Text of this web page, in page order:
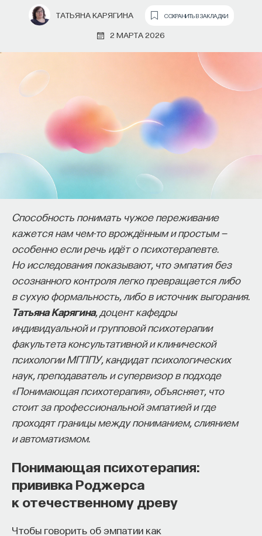
ТАТЬЯНА КАРЯГИНА СОХРАНИТЬ В ЗАКЛАДКИ
2 МАРТА 2026
Способность понимать чужое переживание
кажется нам чем-то врождённым и простым —
особенно если речь идёт о психотерапевте.
Но исследования показывают, что эмпатия без
осознанного контроля легко превращается либо
в сухую формальность, либо в источник выгорания.
Татьяна Карягина, доцент кафедры
индивидуальной и групповой психотерапии
факультета консультативной и клинической
психологии МГППУ, кандидат психологических
наук, преподаватель и супервизор в подходе
«Понимающая психотерапия», объясняет, что
стоит за профессиональной эмпатией и где
проходят границы между пониманием, слиянием
и автоматизмом.
Понимающая психотерапия:
прививка Роджерса
к отечественному древу
Чтобы говорить об эмпатии как
Основатель ПостНауки Ивар Максутов
запускает сервис, который поможет
свою нишу в глобальных deep tech и
компаниях
В 2012 годуИвар Максутовсоздал проект
который дал голос учёным и навсегда изменил
пространство на русском языке. В 2021 году в
он основал компаниюNaukka , помогающую учёным
и предпринимателям превращать их идеи в
и успешные стартапы. Теперь команда ПостНауки
новый сервис —Naukka Talents, рекрутинговое
созданное для поддержки специалистов, желающих
в глобальных инновационных индустриях.
В ходе работы с научным сообществом Ивар и его
обнаружили, что инновационные индустрии
кадровый голод, особенно молодые deep tech и
компании. Исследование аудитории ПостНауки
масштаб: более
образование, при этом32%заинтересованы в
в инновационных компаниях, но не знают, с чего